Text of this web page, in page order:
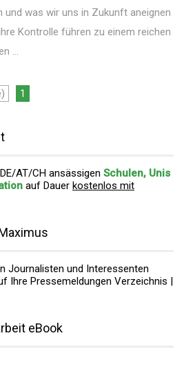
und was wir uns in Zukunft aneignen
Kontrolle führen zu einem reichen
...
1
AT/CH ansässigen Schulen, Unis
auf Dauer kostenlos mit
Journalisten und Interessenten
Ihre Pressemeldungen Verzeichnis |
eBook